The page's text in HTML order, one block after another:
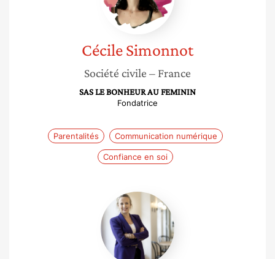
CécileSimonnot
Société civile – France
SAS LE BONHEUR AU FEMININ
Fondatrice
Parentalités Communication numérique
Confiance en soi
Laure
Tavernier